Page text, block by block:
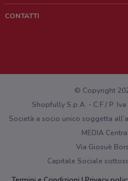
Lavora con noi
Richieste commerciali e marketing
CONTATTI
Hai un malfunzionamento sul web
© Copyright
Shopfully S.p.A. - C.F / P.
Società a socio unico soggetta
MEDIA
Via Giosuè
Capitale Sociale